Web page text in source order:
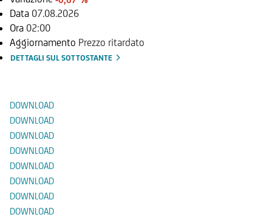
Data 07.08.2026
Ora 02:00
Aggiornamento Prezzo ritardato
DETTAGLI SUL SOTTOSTANTE
DOWNLOAD
DOWNLOAD
DOWNLOAD
DOWNLOAD
DOWNLOAD
DOWNLOAD
DOWNLOAD
DOWNLOAD